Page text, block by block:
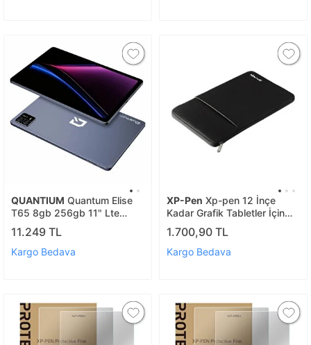
QUANTIUM Quantum Elise
T65 8gb 256gb 11" Lte
Android 14 Gri Tablet
11.249 TL
Kargo Bedava
XP-Pen Xp-pen 12 İnçe
Kadar Grafik Tabletler İçin
Koruyucu Kılıf Çanta Siyah
(deco Serisi Ve Artist 12)
1.700,90 TL
Kargo Bedava